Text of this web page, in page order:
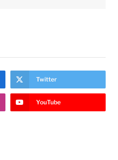
Twitter
YouTube